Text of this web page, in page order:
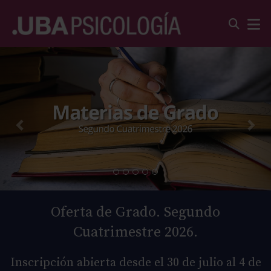
Oferta de Grado. Segundo
Cuatrimestre 2026.
Inscripción abierta desde el 30 de julio al 4 de